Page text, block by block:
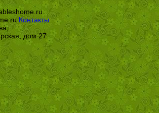
Контакты
дом 27